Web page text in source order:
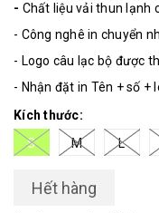
- Chất liệu vải thun lạnh
- Công nghê in chuyển
- Logo câu lạc bộ được
- Nhận đặt in Tên + số +
Kích thước:
S
M L
Hết hàng